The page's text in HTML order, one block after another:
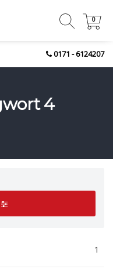
0171 - 6124207
0
0
4
1